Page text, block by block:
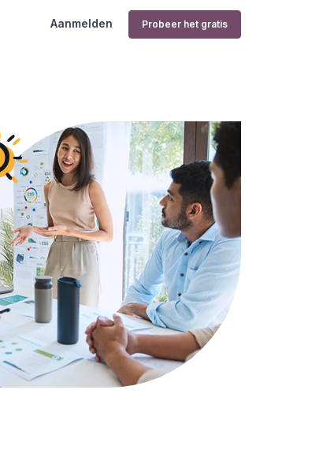
Aanmelden Probeer het gratis